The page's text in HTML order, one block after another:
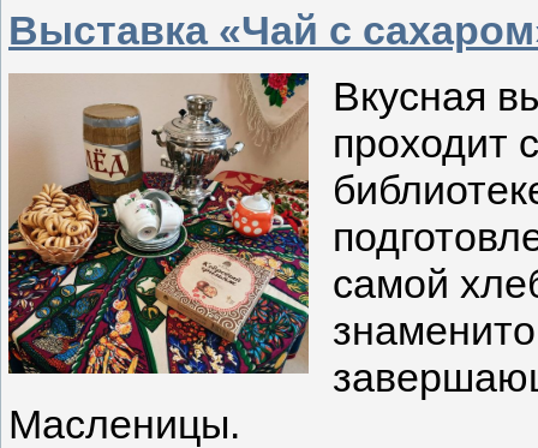
Выставка «Чай с
Вкусная
проходит
самой
Масленицы.